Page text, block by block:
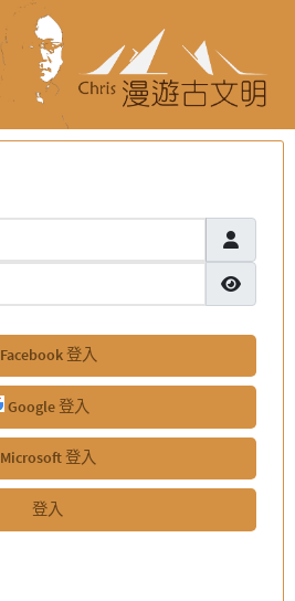
顯示密碼
Facebook 登入
Google 登入
Microsoft 登入
登入